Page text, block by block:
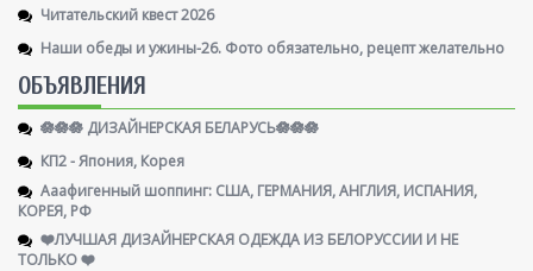
Читательский квест 2026
Наши обеды и ужины-26. Фото обязательно, рецепт желательно
ОБЪЯВЛЕНИЯ
🪷🪷🪷 ДИЗАЙНЕРСКАЯ БЕЛАРУСЬ🪷🪷🪷
КП2 - Япония, Корея
Ааафигенный шоппинг: США, ГЕРМАНИЯ, АНГЛИЯ, ИСПАНИЯ,
КОРЕЯ, РФ
❤️ЛУЧШАЯ ДИЗАЙНЕРСКАЯ ОДЕЖДА ИЗ БЕЛОРУССИИ И НЕ
ТОЛЬКО ❤️